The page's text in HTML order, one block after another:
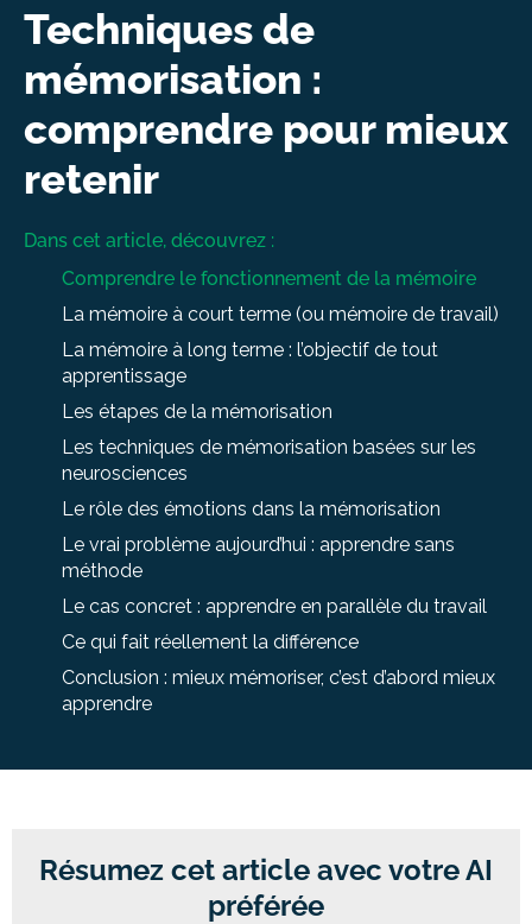
Techniques de
mémorisation :
comprendre pour mieux
retenir
Dans cet article, découvrez :
Comprendre le fonctionnement de la mémoire
La mémoire à court terme (ou mémoire de travail)
La mémoire à long terme : l’objectif de tout
apprentissage
Les étapes de la mémorisation
Les techniques de mémorisation basées sur les
neurosciences
Le rôle des émotions dans la mémorisation
Le vrai problème aujourd’hui : apprendre sans
méthode
Le cas concret : apprendre en parallèle du travail
Ce qui fait réellement la différence
Conclusion : mieux mémoriser, c’est d’abord mieux
apprendre
Résumez cet article avec votre AI
préférée